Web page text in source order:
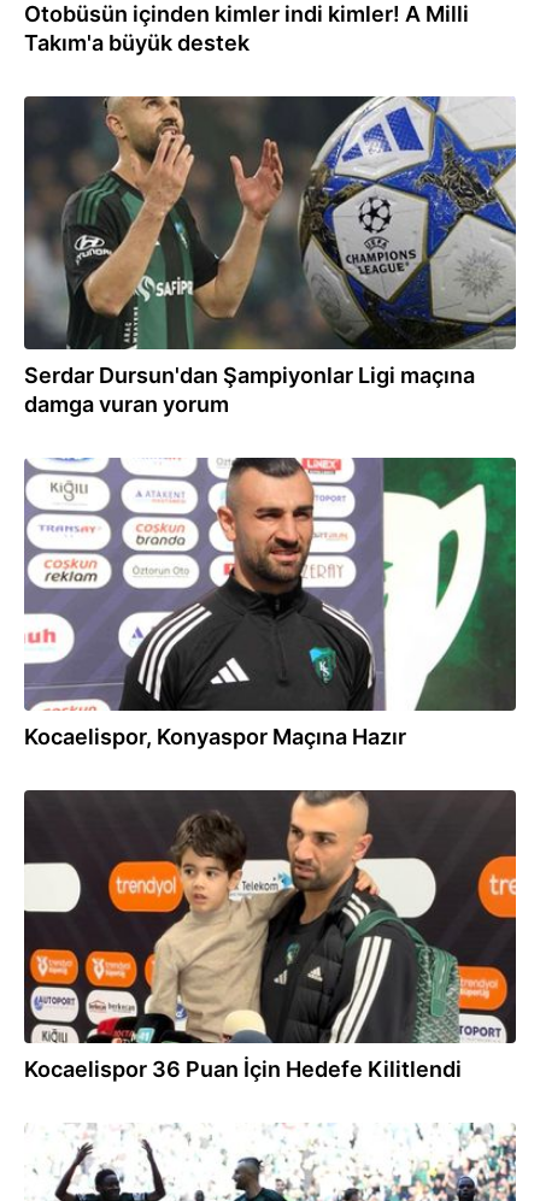
Otobüsün içinden kimler indi kimler! A Milli
Takım'a büyük destek
12.03.2026
Serdar Dursun'dan Şampiyonlar Ligi maçına
damga vuran yorum
11.03.2026
Kocaelispor, Konyaspor Maçına Hazır
Kocaelispor 36 Puan İçin Hedefe Kilitlendi
15.02.2026